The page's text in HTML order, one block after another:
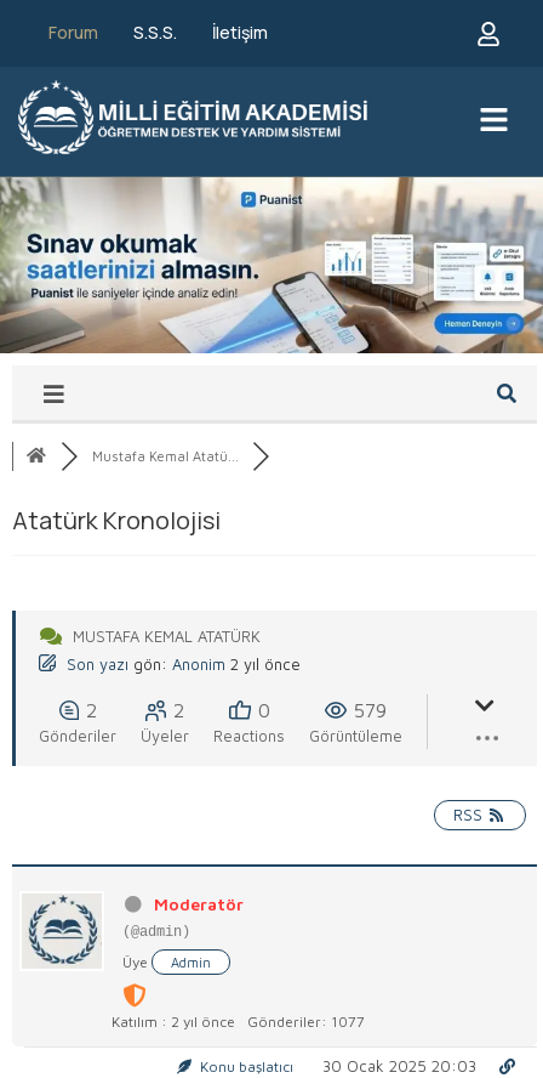
Forum S.S.S. İletişim
Mustafa Kemal Atatü...
Atatürk Kronolojisi
MUSTAFA KEMAL ATATÜRK
Son yazı gön: Anonim 2 yıl önce
2
Gönderiler
2
Üyeler
0
Reactions
579
Görüntüleme
RSS
Moderatör
(@admin)
Üye Admin
Katılım : 2 yıl önce Gönderiler: 1077
Konu başlatıcı 30 Ocak 2025 20:03